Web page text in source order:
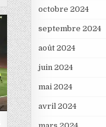
octobre 2024
septembre 2024
août 2024
juin 2024
mai 2024
avril 2024